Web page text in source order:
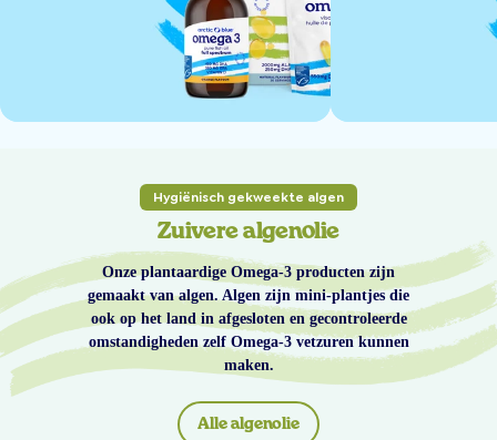
Hygiënisch gekweekte algen
Zuivere algenolie
Onze plantaardige Omega-3 producten zijn
gemaakt van algen. Algen zijn mini-plantjes die
ook op het land in afgesloten en gecontroleerde
omstandigheden zelf Omega-3 vetzuren kunnen
maken.
Alle algenolie